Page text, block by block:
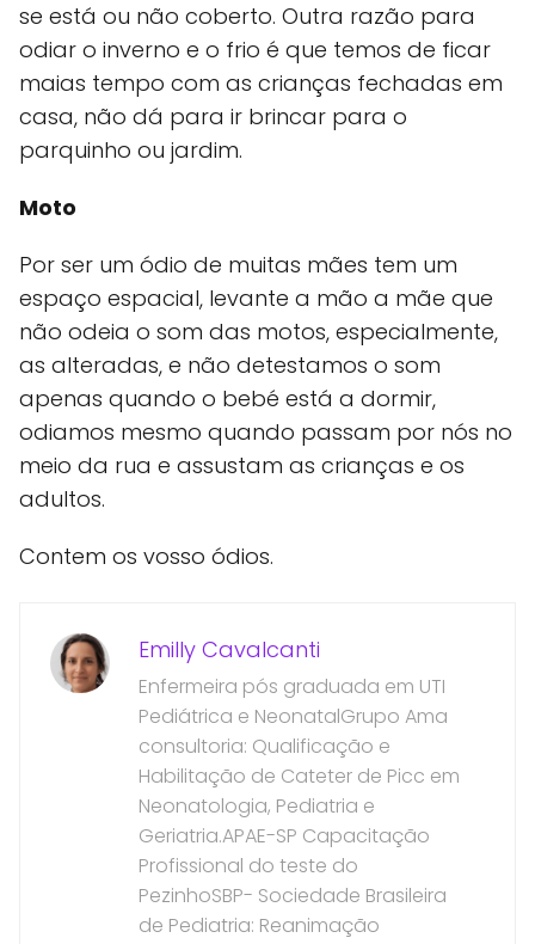
se está ou não coberto. Outra razão para
odiar o inverno e o frio é que temos de ficar
maias tempo com as crianças fechadas em
casa, não dá para ir brincar para o
parquinho ou jardim.
Moto
Por ser um ódio de muitas mães tem um
espaço espacial, levante a mão a mãe que
não odeia o som das motos, especialmente,
as alteradas, e não detestamos o som
apenas quando o bebé está a dormir,
odiamos mesmo quando passam por nós no
meio da rua e assustam as crianças e os
adultos.
Contem os vosso ódios.
Emilly Cavalcanti
Enfermeira pós graduada em UTI
Pediátrica e NeonatalGrupo Ama
consultoria: Qualificação e
Habilitação de Cateter de Picc em
Neonatologia, Pediatria e
Geriatria.APAE-SP Capacitação
Profissional do teste do
PezinhoSBP- Sociedade Brasileira
de Pediatria: Reanimação